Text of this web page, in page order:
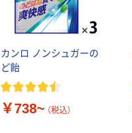
カンロ ノンシュガーの
ど飴
￥738~ （税込）